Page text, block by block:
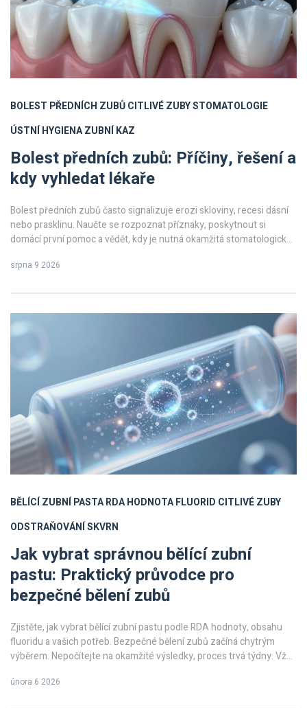
BOLEST PŘEDNÍCH ZUBŮCITLIVÉ ZUBYSTOMATOLOGIE
ÚSTNÍ HYGIENAZUBNÍ KAZ
Bolest předních zubů: Příčiny, řešení a
kdy vyhledat lékaře
Bolest předních zubů často signalizuje erozi skloviny, recesi dásní
nebo prasklinu. Naučte se rozpoznat příznaky, poskytnout si
domácí první pomoc a vědět, kdy je nutná okamžitá stomatologická
srpna 9 2026
BĚLÍCÍ ZUBNÍ PASTARDA HODNOTAFLUORID CITLIVÉ ZUBY
ODSTRAŇOVÁNÍ SKVRN
Jak vybrat správnou bělící zubní
pastu: Praktický průvodce pro
bezpečné bělení zubů
Zjistěte, jak vybrat bělící zubní pastu podle RDA hodnoty, obsahu
fluoridu a vašich potřeb. Bezpečné bělení zubů začíná chytrým
výběrem. Nepočítejte na okamžité výsledky, proces trvá týdny. Vždy
formulacím.
února 6 2026